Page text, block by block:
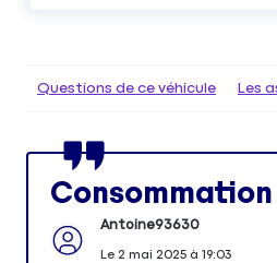
Questions de ce véhicule Les
Antoine93630
Le 2 mai 2025à 19:03